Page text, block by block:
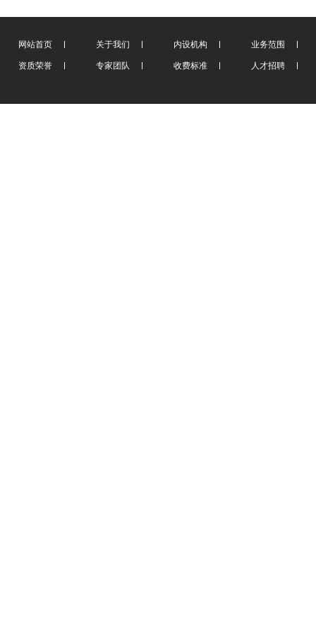
网站首页 关于我们 内设机构 业务范围
资质荣誉 专家团队 收费标准 人才招聘